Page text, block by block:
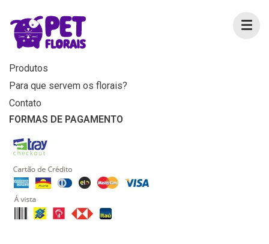
MENU
Home
Produtos
Para que servem os florais?
Contato
FORMAS DE PAGAMENTO